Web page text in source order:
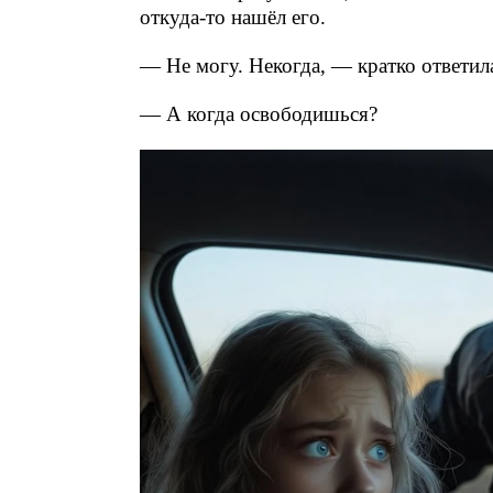
откуда-то нашёл его.
— Не могу. Некогда, — кратко
— А когда освободишься?